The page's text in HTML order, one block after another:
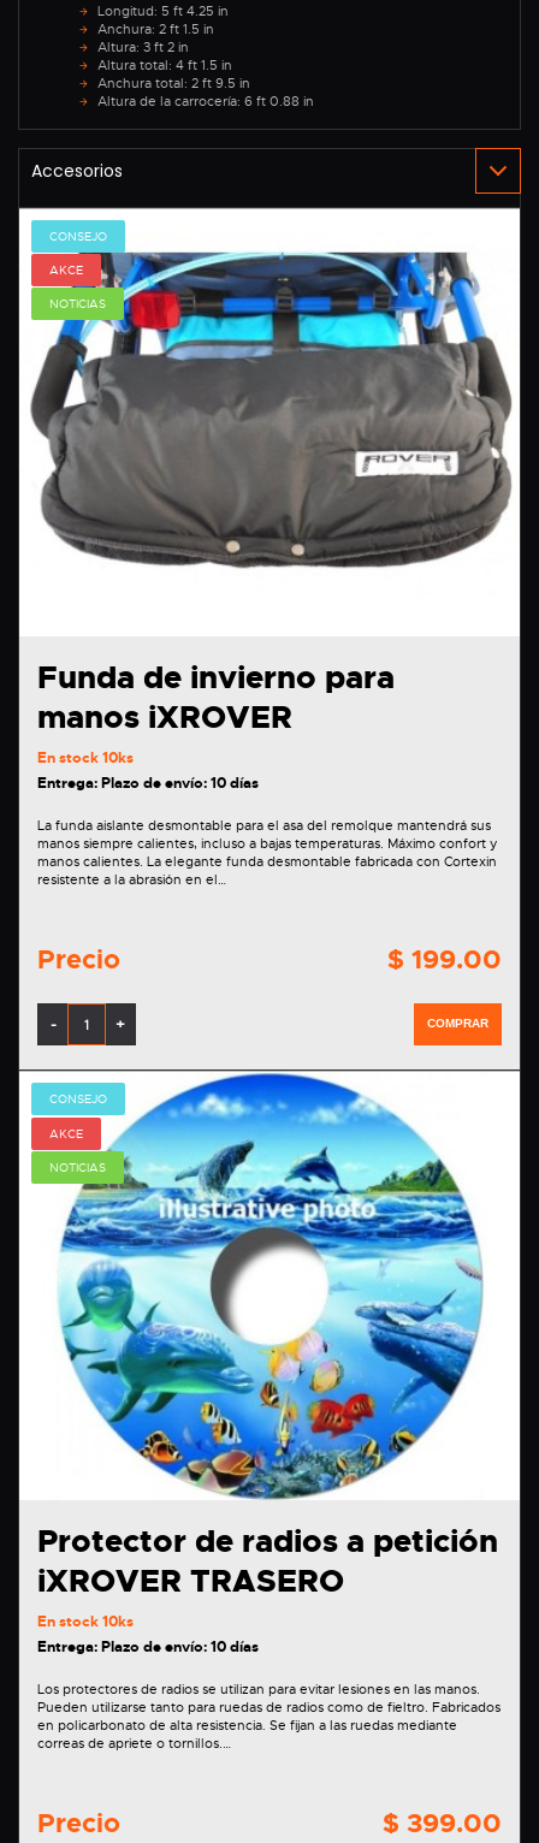
Longitud: 5 ft 4.25 in
Anchura: 2 ft 1.5 in
Altura: 3 ft 2 in
Altura total: 4 ft 1.5 in
Anchura total: 2 ft 9.5 in
Altura de la carrocería: 6 ft 0.88 in
CONSEJO
AKCE
NOTICIAS
Funda de invierno para
manos iXROVER
En stock10ks
Entrega: Plazo de envío: 10 días
La funda aislante desmontable para el asa del remolque mantendrá sus
manos siempre calientes, incluso a bajas temperaturas. Máximo confort y
manos calientes. La elegante funda desmontable fabricada con Cortexin
resistente a la abrasión en el…
Precio $ 199.00
- + COMPRAR
CONSEJO
AKCE
NOTICIAS
Protector de radios a petición
iXROVER TRASERO
En stock10ks
Entrega: Plazo de envío: 10 días
Los protectores de radios se utilizan para evitar lesiones en las manos.
Pueden utilizarse tanto para ruedas de radios como de fieltro. Fabricados
en policarbonato de alta resistencia. Se fijan a las ruedas mediante
correas de apriete o tornillos.…
Precio $ 399.00